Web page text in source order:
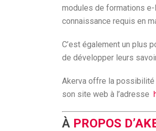
modules de formations e-
connaissance requis en
C’est également un plus
de développer leurs
Akerva offre la
son site web à l’adresse
À PROPOS